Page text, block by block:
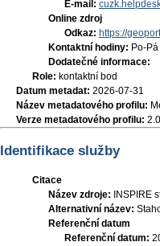
E-mail:
Online zdroj
Odkaz: https://
Kontaktní hodiny: Po-
Dodatečné informace:
Role: kontaktní bod
Datum metadat: 2026-07-31
Název metadatového profilu:
Verze metadatového profilu: 2.0
Identifikace služby
Citace
Název zdroje:
INSPIRE
Alternativní název:
Referenční datum
Referenční datum: